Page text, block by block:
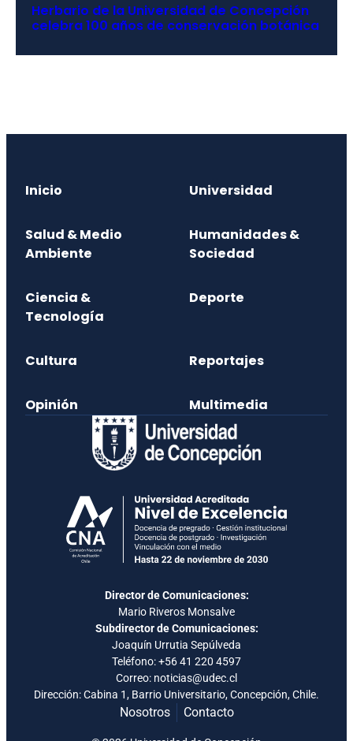
Herbario de la Universidad de Concepción
celebra 100 años de conservación botánica
Inicio Universidad
Salud & Medio
Ambiente
Humanidades &
Sociedad
Ciencia &
Tecnología
Deporte
Cultura Reportajes
Opinión Multimedia
Director de Comunicaciones:
Mario Riveros Monsalve
Subdirector de Comunicaciones:
Joaquín Urrutia Sepúlveda
Teléfono:+56 41 220 4597
Correo: noticias@udec.cl
Dirección: Cabina 1, Barrio Universitario, Concepción, Chile.
Nosotros Contacto